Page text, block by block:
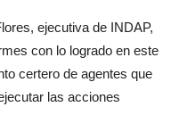
ejecutiva de INDAP,
con lo logrado en este
certero de agentes que
las acciones